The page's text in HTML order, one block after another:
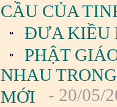
CẦU CỦA
ĐƯA KIỀU
PHẬT
NHAU
MỚI
- 20/05/